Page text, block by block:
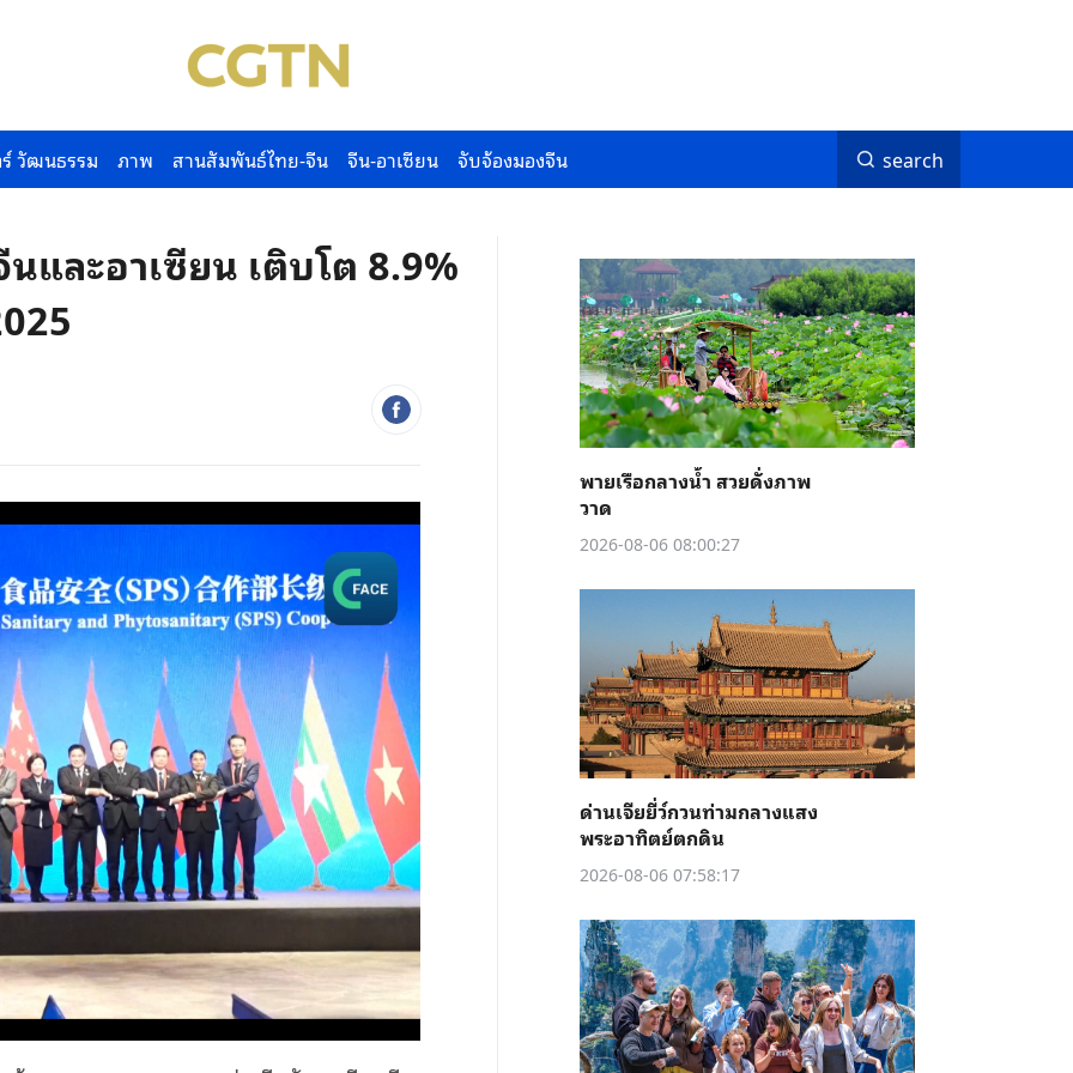
วัฒนธรรม ภาพ สานสัมพันธ์ไทย-จีน จีน-อาเซียน จับจ้องมองจีน search
และอาเซียน เติบโต 8.9%
พายเรือกลางน้ำ สวยดั่งภาพ
วาด
2026-08-06 08:00:27
ด่านเจียยี่ว์กวนท่ามกลางแสง
พระอาทิตย์ตกดิน
2026-08-06 07:58:17